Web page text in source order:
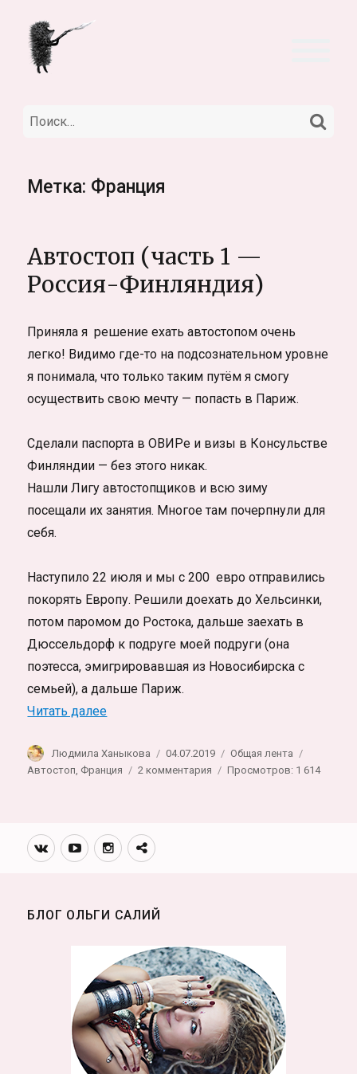
Искать:
Метка: Франция
Автостоп (часть 1 —
Россия-Финляндия)
Приняла я решение ехать автостопом очень
легко! Видимо где-то на подсознательном уровне
я понимала, что только таким путём я смогу
осуществить свою мечту — попасть в Париж.
Сделали паспорта в ОВИРе и визы в Консульстве
Финляндии — без этого никак.
Нашли Лигу автостопщиков и всю зиму
посещали их занятия. Многое там почерпнули для
себя.
Наступило 22 июля и мы с 200 евро отправились
покорять Европу. Решили доехать до Хельсинки,
потом паромом до Ростока, дальше заехать в
Дюссельдорф к подруге моей подруги (она
поэтесса, эмигрировавшая из Новосибирска с
семьей), а дальше Париж.
Читать далее«Автостоп (часть 1 — Россия-Финляндия)»
Автор
Людмила Ханыкова Опубликовано
04.07.2019 Рубрики
Общая лента
Автостоп Франция 2 комментария Просмотров: 1 614
Вконтакте
YoutubeИнстаграмм
Телеграм
БЛОГ ОЛЬГИ САЛИЙ